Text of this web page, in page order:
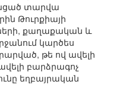
տարվա
Թուրքիայի
քաղաքական և
կարծես
թե ով ավելի
բարձրագոչ
եղբայրական